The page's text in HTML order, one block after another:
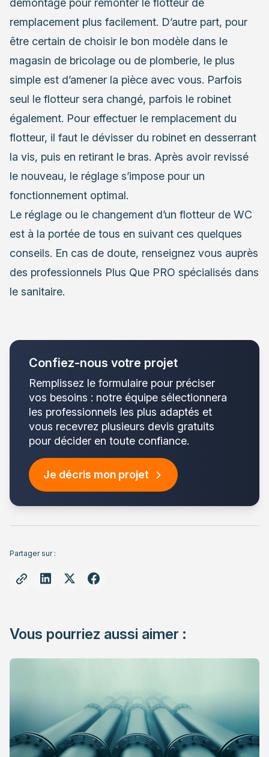
remplacement plus facilement. D’autre part, pour
être certain de choisir le bon modèle dans le
magasin de bricolage ou de plomberie, le plus
simple est d’amener la pièce avec vous. Parfois
seul le flotteur sera changé, parfois le robinet
également. Pour effectuer le remplacement du
flotteur, il faut le dévisser du robinet en desserrant
la vis, puis en retirant le bras. Après avoir revissé
le nouveau, le réglage s’impose pour un
fonctionnement optimal.
Le réglage ou le changement d’un flotteur de WC
est à la portée de tous en suivant ces quelques
conseils. En cas de doute, renseignez vous auprès
des professionnels Plus Que PRO spécialisés dans
le sanitaire.
Confiez-nous votre projet
Remplissez le formulaire pour préciser
vos besoins : notre équipe sélectionnera
les professionnels les plus adaptés et
vous recevrez plusieurs devis gratuits
pour décider en toute confiance.
Je décris mon projet
Partager sur :
Vous pourriez aussi aimer :